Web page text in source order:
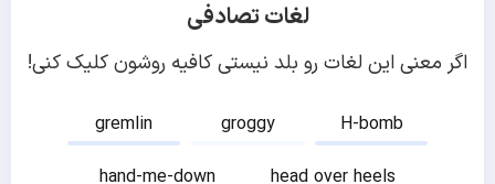
لغات تصادفی
اگر معنی این لغات رو بلد نیستی کافیه روشون کلیک کنی!
gremlin groggy
H-bomb
hand-me-down
head over heels